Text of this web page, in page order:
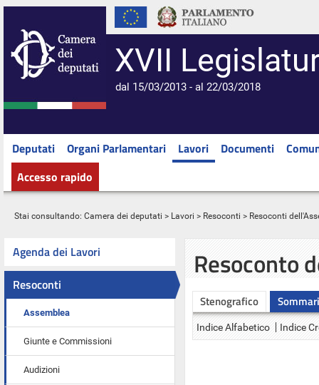
XVII
dal 15/03/2013 - al 22/03/2018
Deputati Organi Parlamentari Lavori Documenti
Accesso rapido
Stai consultando: Camera dei deputati > Lavori > Resoconti > Resoconti
Agenda dei Lavori
Resoconti
Assemblea
Giunte e Commissioni
Audizioni
Resoconto
Stenografico
Indice Alfabetico Indice